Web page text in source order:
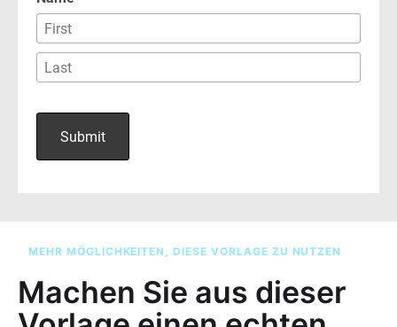
MEHR MÖGLICHKEITEN, DIESE VORLAGE ZU NUTZEN
Machen Sie aus dieser